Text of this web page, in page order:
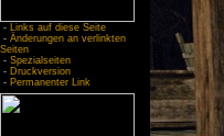
- Links auf diese Seite
- Änderungen an verlinkten
Seiten
- Spezialseiten
- Druckversion
- Permanenter Link